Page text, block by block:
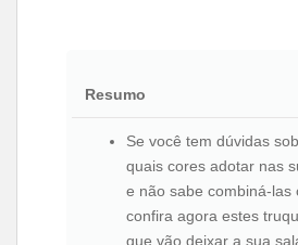
Resumo
Se você tem dúvidas
quais cores adotar nas
e não sabe combiná-las
confira agora estes
que vão deixar a sua